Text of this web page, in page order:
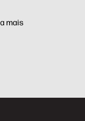
mais